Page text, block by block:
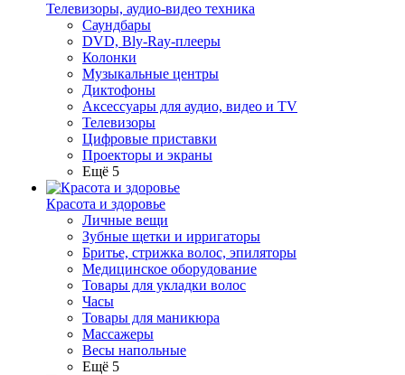
Телевизоры, аудио-видео техника
Саундбары
DVD, Bly-Ray-плееры
Колонки
Музыкальные центры
Диктофоны
Аксессуары для аудио, видео и TV
Телевизоры
Цифровые приставки
Проекторы и экраны
Ещё 5
Красота и здоровье
Личные вещи
Зубные щетки и ирригаторы
Бритье, стрижка волос, эпиляторы
Медицинское оборудование
Товары для укладки волос
Часы
Товары для маникюра
Массажеры
Весы напольные
Ещё 5